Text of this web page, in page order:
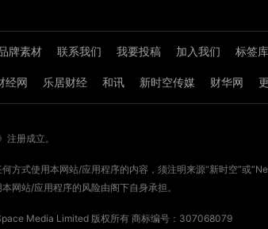
牌素材 联系我们 我要投稿 加入我们 标签库
经网 乐居财经 和讯 新时空传媒 财华网
册成立。
方式使用本网站/应用程序的内容，须注明来源“新时空”或
网站/应用程序的风险由阁下自身承担。
Media Limited 版权所有 商标编号：307068079